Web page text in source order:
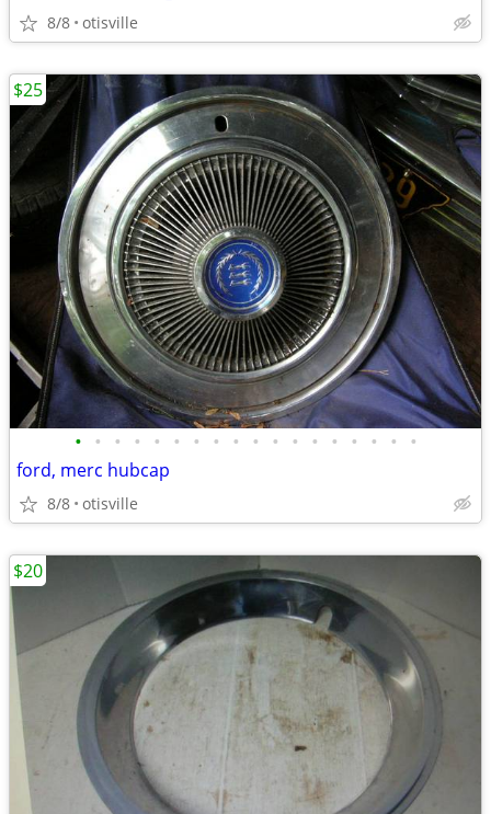
8/8 otisville
• • • • • • • • • • • • • • • • • •
ford, merc hubcap
8/8 otisville
$25
$20